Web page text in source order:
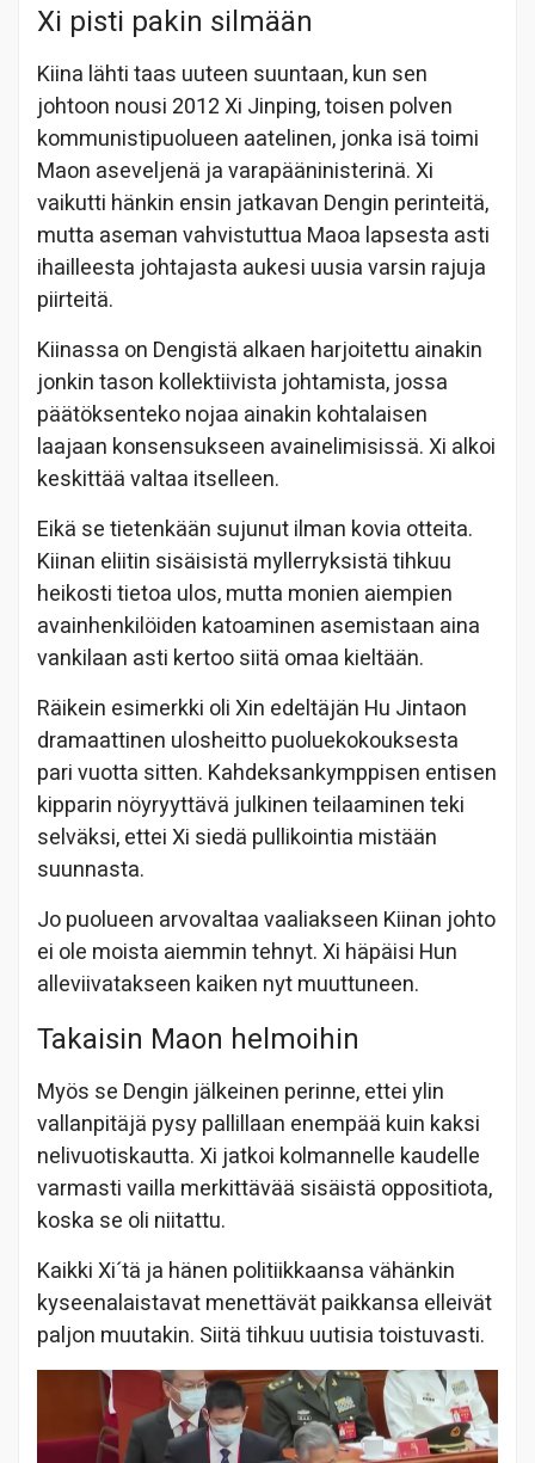
Xi pisti pakin silmään
Kiina lähti taas uuteen suuntaan, kun sen
johtoon nousi 2012 Xi Jinping, toisen polven
kommunistipuolueen aatelinen, jonka isä toimi
Maon aseveljenä ja varapääninisterinä. Xi
vaikutti hänkin ensin jatkavan Dengin perinteitä,
mutta aseman vahvistuttua Maoa lapsesta asti
ihailleesta johtajasta aukesi uusia varsin rajuja
piirteitä.
Kiinassa on Dengistä alkaen harjoitettu ainakin
jonkin tason kollektiivista johtamista, jossa
päätöksenteko nojaa ainakin kohtalaisen
laajaan konsensukseen avainelimisissä. Xi alkoi
keskittää valtaa itselleen.
Eikä se tietenkään sujunut ilman kovia otteita.
Kiinan eliitin sisäisistä myllerryksistä tihkuu
heikosti tietoa ulos, mutta monien aiempien
avainhenkilöiden katoaminen asemistaan aina
vankilaan asti kertoo siitä omaa kieltään.
Räikein esimerkki oli Xin edeltäjän Hu Jintaon
dramaattinen ulosheitto puoluekokouksesta
pari vuotta sitten. Kahdeksankymppisen entisen
kipparin nöyryyttävä julkinen teilaaminen teki
selväksi, ettei Xi siedä pullikointia mistään
suunnasta.
Jo puolueen arvovaltaa vaaliakseen Kiinan johto
ei ole moista aiemmin tehnyt. Xi häpäisi Hun
alleviivatakseen kaiken nyt muuttuneen.
Takaisin Maon helmoihin
Myös se Dengin jälkeinen perinne, ettei ylin
vallanpitäjä pysy pallillaan enempää kuin kaksi
nelivuotiskautta. Xi jatkoi kolmannelle kaudelle
varmasti vailla merkittävää sisäistä oppositiota,
koska se oli niitattu.
Kaikki Xi´tä ja hänen politiikkaansa vähänkin
kyseenalaistavat menettävät paikkansa elleivät
paljon muutakin. Siitä tihkuu uutisia toistuvasti.